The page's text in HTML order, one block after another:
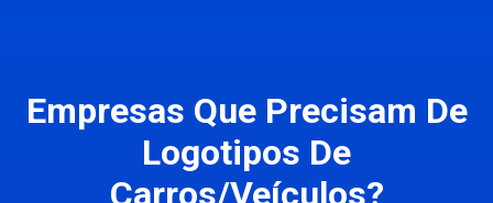
Empresas Que Precisam De
Logotipos De
Carros/Veículos?